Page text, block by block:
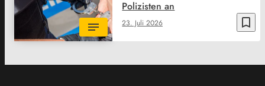
bookmark_border
23. Juli 2026
Polizisten an